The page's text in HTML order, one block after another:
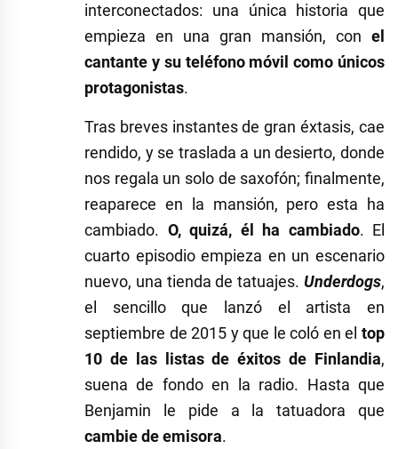
interconectados: una única historia que
empieza en una gran mansión, con el
cantante y su teléfono móvil como únicos
protagonistas.
Tras breves instantes de gran éxtasis, cae
rendido, y se traslada a un desierto, donde
nos regala un solo de saxofón; finalmente,
reaparece en la mansión, pero esta ha
cambiado. O, quizá, él ha cambiado. El
cuarto episodio empieza en un escenario
nuevo, una tienda de tatuajes. Underdogs,
el sencillo que lanzó el artista en
septiembre de 2015 y que le coló en el top
10 de las listas de éxitos de Finlandia,
suena de fondo en la radio. Hasta que
Benjamin le pide a la tatuadora que
cambie de emisora.